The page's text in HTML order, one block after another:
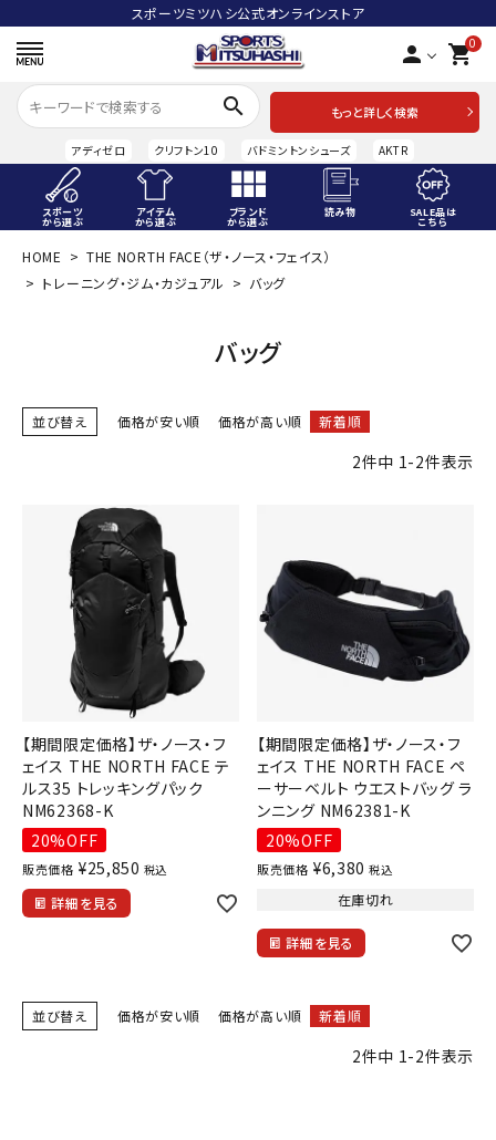
スポーツミツハシ公式オンラインストア
person 0
shopping_cart
search
もっと詳しく検索
アディゼロ クリフトン10 バドミントンシューズ AKTR
スポーツ
から選ぶ
アイテム
から選ぶ
ブランド
から選ぶ
読み物 SALE品は
こちら
ACCOUNT MENU
ようこそ ゲスト 様
会員登録
ブランドから選ぶ
SALE品はこちら
INFORMATIOM
ご利用ガイド
メルマガ登録
特定商取引法
プライバシーポリシー
HOME
THE NORTH FACE（ザ・ノース・フェイス）
トレーニング・ジム・カジュアル
バッグ
バッグ
並び替え 価格が安い順 価格が高い順 新着順
2件中 1-2件表示
【期間限定価格】ザ・ノース・フ
ェイス THE NORTH FACE テ
ルス35 トレッキングパック
NM62368-K
20%OFF
販売価格 ¥25,850 税込
詳細を見る
【期間限定価格】ザ・ノース・フ
ェイス THE NORTH FACE ペ
ーサーベルト ウエストバッグ ラ
ンニング NM62381-K
20%OFF
販売価格 ¥6,380 税込
在庫切れ
詳細を見る
並び替え 価格が安い順 価格が高い順 新着順
2件中 1-2件表示